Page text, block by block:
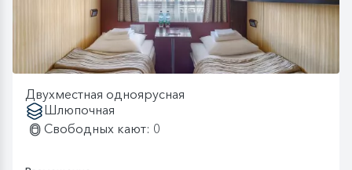
Двухместная одноярусная
Шлюпочная
Свободных кают: 0